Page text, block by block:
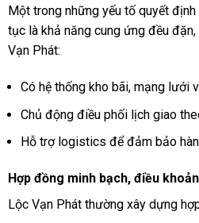
Một trong những yếu tố quyết
tục là khả năng cung ứng đều
Vạn Phát:
Có hệ thống kho bãi, mạng lưới
Chủ động điều phối lịch giao
Hỗ trợ logistics để đảm bảo
Hợp đồng minh bạch, điều
Lộc Vạn Phát thường xây dựng